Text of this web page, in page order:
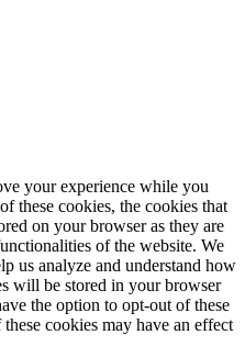
your experience while you
these cookies, the cookies that
on your browser as they are
of the website. We
us analyze and understand how
will be stored in your browser
the option to opt-out of these
cookies may have an effect